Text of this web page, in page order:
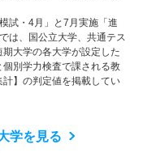
・4月」と7月実施「進
は、国公立大学、共通テス
大学の各大学が設定した
別学力検査で課される教
】の判定値を掲載してい
学を見る